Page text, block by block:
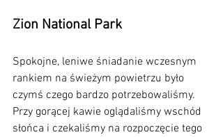
Zion National Park
Spokojne, leniwe śniadanie wczesnym
rankiem na świeżym powietrzu było
czymś czego bardzo potrzebowaliśmy.
Przy gorącej kawie oglądaliśmy wschód
słońca i czekaliśmy na rozpoczęcie tego